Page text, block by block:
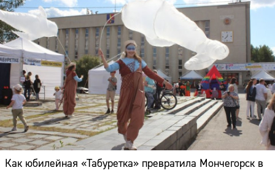
Как юбилейная «Табуретка» превратила Мончегорск в